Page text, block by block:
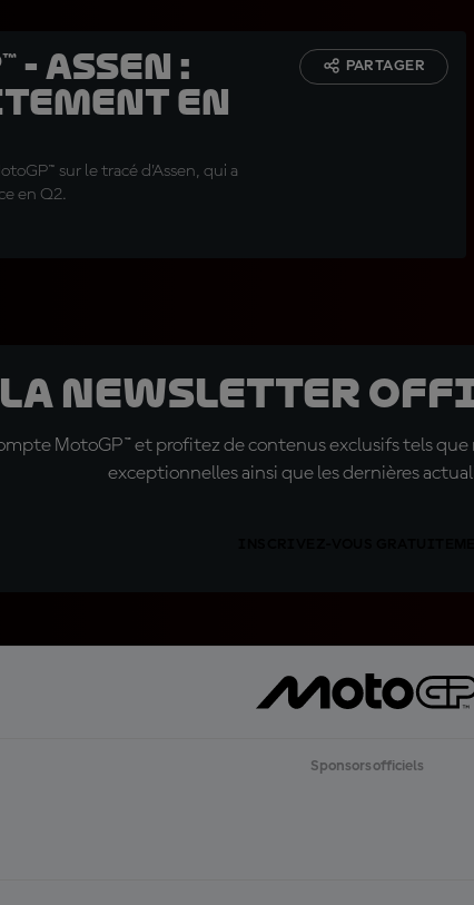
- Assen :
en
sur le tracé d'Assen, qui a
en Q2.
PARTAGER
la Newsletter
MotoGP™ et profitez de contenus exclusifs tels
exceptionnelles ainsi que les dernières
Sponsors officiels